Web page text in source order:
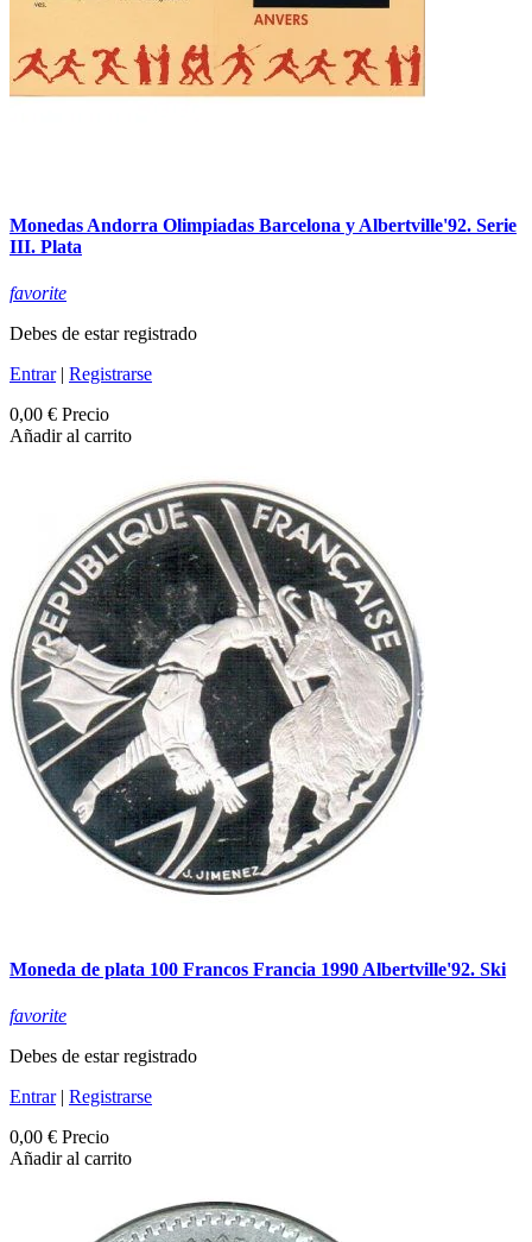
Monedas Andorra Olimpiadas Barcelona y Albertville'92. Serie
III. Plata
favorite
Debes de estar registrado
Entrar| Registrarse
0,00 € Precio
Añadir al carrito
Moneda de plata 100 Francos Francia 1990 Albertville'92. Ski
favorite
Debes de estar registrado
Entrar| Registrarse
0,00 € Precio
Añadir al carrito